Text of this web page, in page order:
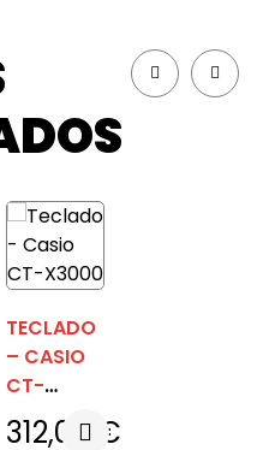
TECLADO
– CASIO
CT-
X3000
312,00 €